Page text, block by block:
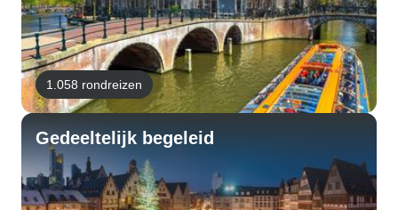
1.058 rondreizen
Gedeeltelijk begeleid